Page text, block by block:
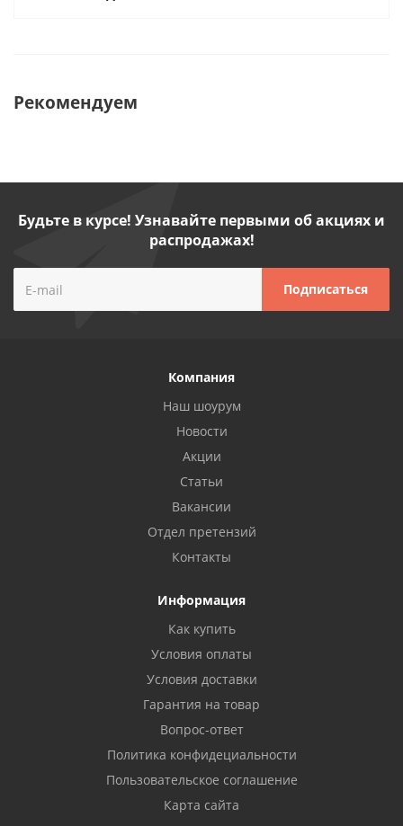
Рекомендуем
Будьте в курсе! Узнавайте первыми об акциях и
распродажах!
Компания
Наш шоурум
Новости
Акции
Статьи
Вакансии
Отдел претензий
Контакты
Информация
Как купить
Условия оплаты
Условия доставки
Гарантия на товар
Вопрос-ответ
Политика конфидециальности
Пользовательское соглашение
Карта сайта